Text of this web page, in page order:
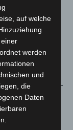
1.887
1.270
auf welche
werden
und
die
Daten